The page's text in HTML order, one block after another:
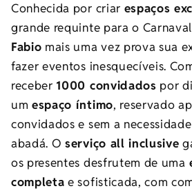
Conhecida por criar espaços
grande requinte para o
Fabio mais uma vez prova sua
fazer eventos inesquecíveis.
receber 1000 convidados por
umespaço íntimo, reservado
convidados e sem a
abadá. Oserviço all inclusive
os presentes desfrutem de uma
completa e sofisticada, com